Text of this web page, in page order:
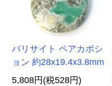
バリサイト ペアカボシ
ョン 約28x19.4x3.8mm
5,808円(税528円)